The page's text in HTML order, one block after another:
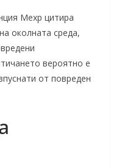
Мехр цитира
околната среда,
вероятно е
от повреден